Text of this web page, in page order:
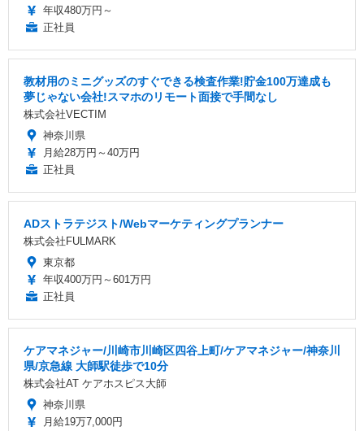
年収480万円～
正社員
教材用のミニグッズのすぐできる検査作業!貯金100万達成も
夢じゃない会社!スマホのリモート面接で手間なし
株式会社VECTIM
神奈川県
月給28万円～40万円
正社員
ADストラテジスト/Webマーケティングプランナー
株式会社FULMARK
東京都
年収400万円～601万円
正社員
ケアマネジャー/川崎市川崎区四谷上町/ケアマネジャー/神奈川
県/京急線 大師駅徒歩で10分
株式会社AT ケアホスピス大師
神奈川県
月給19万7,000円